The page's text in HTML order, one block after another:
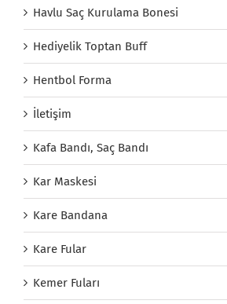
Havlu Saç Kurulama Bonesi
Hediyelik Toptan Buff
Hentbol Forma
İletişim
Kafa Bandı, Saç Bandı
Kar Maskesi
Kare Bandana
Kare Fular
Kemer Fuları